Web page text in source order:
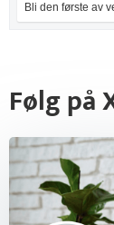
Bli den første av
Følg på